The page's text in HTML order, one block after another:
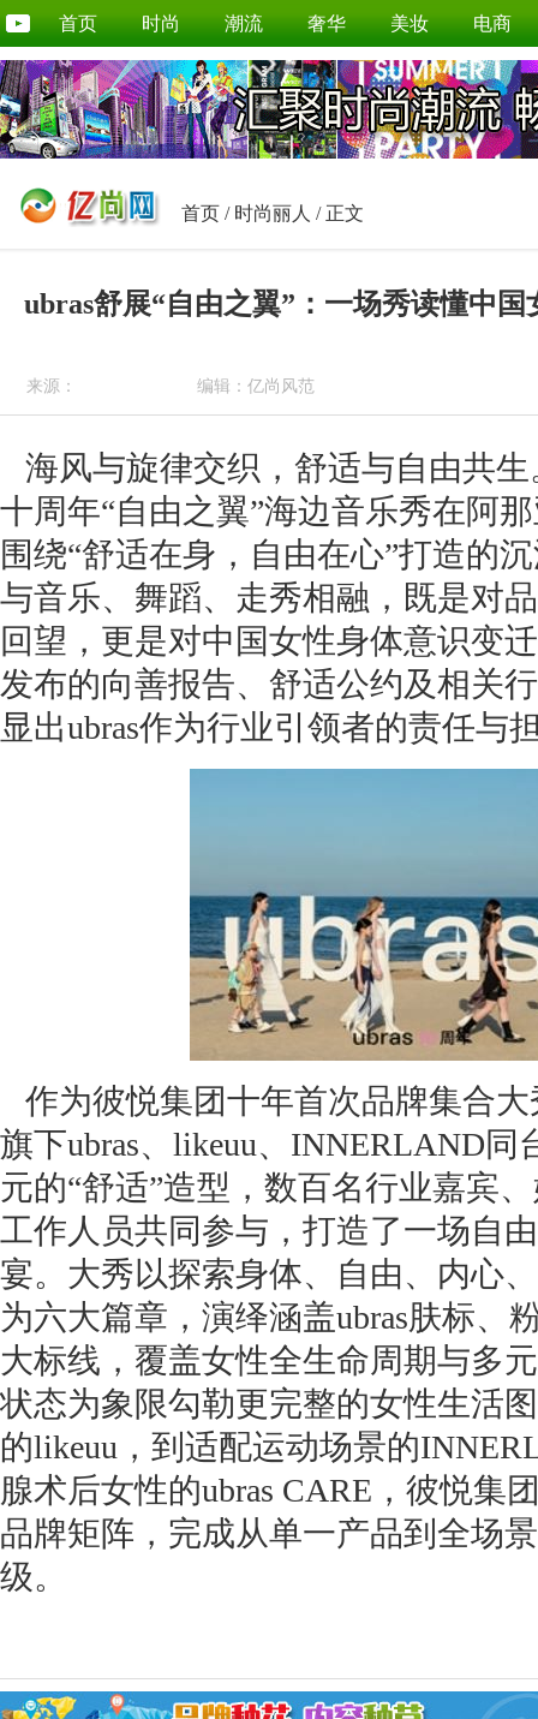
首页 时尚 潮流 奢华 美妆 电商
首页 / 时尚丽人 / 正文
ubras舒展“自由之翼”：一场秀读懂中
来源： 编辑：亿尚风范
海风与旋律交织，舒适与自由共生
十周年“自由之翼”海边音乐秀在阿
围绕“舒适在身，自由在心”打造的
与音乐、舞蹈、走秀相融，既是对
回望，更是对中国女性身体意识变
发布的向善报告、舒适公约及相关
显出ubras作为行业引领者的责任与
作为彼悦集团十年首次品牌集合
旗下ubras、likeuu、INNERLAND
元的“舒适”造型，数百名行业嘉宾
工作人员共同参与，打造了一场自
宴。大秀以探索身体、自由、内心
为六大篇章，演绎涵盖ubras肤标、
大标线，覆盖女性全生命周期与多
状态为象限勾勒更完整的女性生活
的likeuu，到适配运动场景的
腺术后女性的ubras CARE，彼悦集
品牌矩阵，完成从单一产品到全场
级。